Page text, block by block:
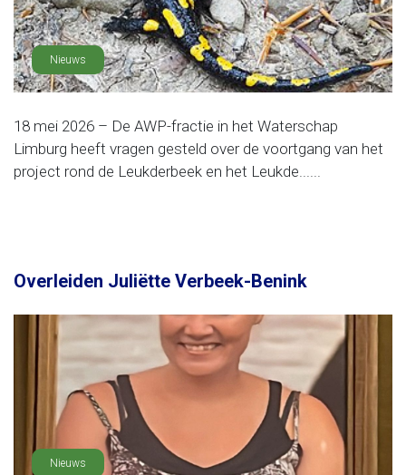
Nieuws
18 mei 2026 – De AWP-fractie in het Waterschap
Limburg heeft vragen gesteld over de voortgang van het
project rond de Leukderbeek en het Leukde......
Overleiden Juliëtte Verbeek-Benink
Nieuws